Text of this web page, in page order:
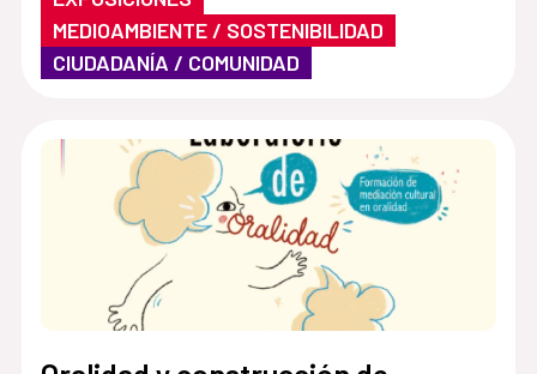
MEDIOAMBIENTE / SOSTENIBILIDAD
CIUDADANÍA / COMUNIDAD